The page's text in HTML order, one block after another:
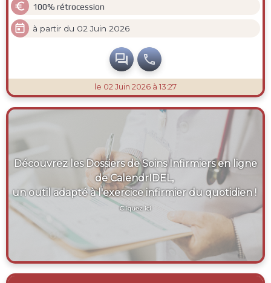
 100% rétrocession
 à partir du 02 Juin 2026
 
le 02 Juin 2026 à 13:27
Découvrez les Dossiers de Soins Infirmiers en ligne
de CalendrIDEL,
un outil adapté à l'exercice infirmier du quotidien !
Cliquez ici